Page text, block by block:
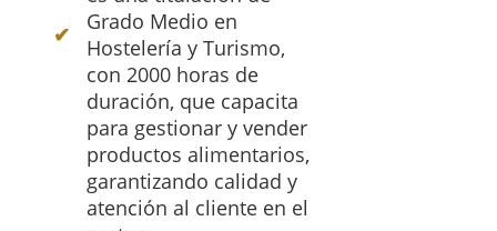
Grado Medio en
Hostelería y Turismo,
con 2000 horas de
duración, que capacita
para gestionar y vender
productos alimentarios,
garantizando calidad y
atención al cliente en el